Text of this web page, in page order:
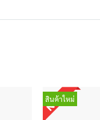
สินค้าใหม่